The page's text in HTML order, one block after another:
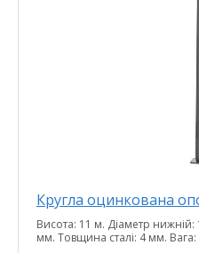
Кругла оцинкована
Висота: 11 м. Діаметр
мм. Товщина сталі: 4 мм. Вага: